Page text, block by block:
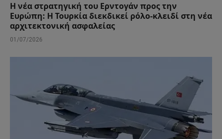
Η νέα στρατηγική του Ερντογάν προς την
Ευρώπη: Η Τουρκία διεκδικεί ρόλο-κλειδί στη νέα
αρχιτεκτονική ασφαλείας
01/07/2026